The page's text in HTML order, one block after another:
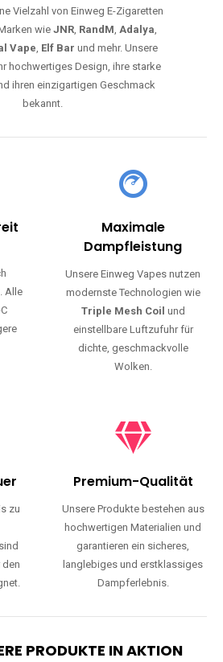
Vielzahl von Einweg E-Zigaretten
wie JNR, RandM, Adalya,
Vape, Elf Bar und mehr. Unsere
hochwertiges Design, ihre starke
ihren einzigartigen Geschmack
bekannt.
Alle
Maximale
Dampfleistung
Unsere Einweg Vapes nutzen
modernste Technologien wie
Triple Mesh Coil und
einstellbare Luftzufuhr für
dichte, geschmackvolle
Wolken.
zu
den
Premium-Qualität
Unsere Produkte bestehen aus
hochwertigen Materialien und
garantieren ein sicheres,
langlebiges und erstklassiges
Dampferlebnis.
PRODUKTE IN AKTION